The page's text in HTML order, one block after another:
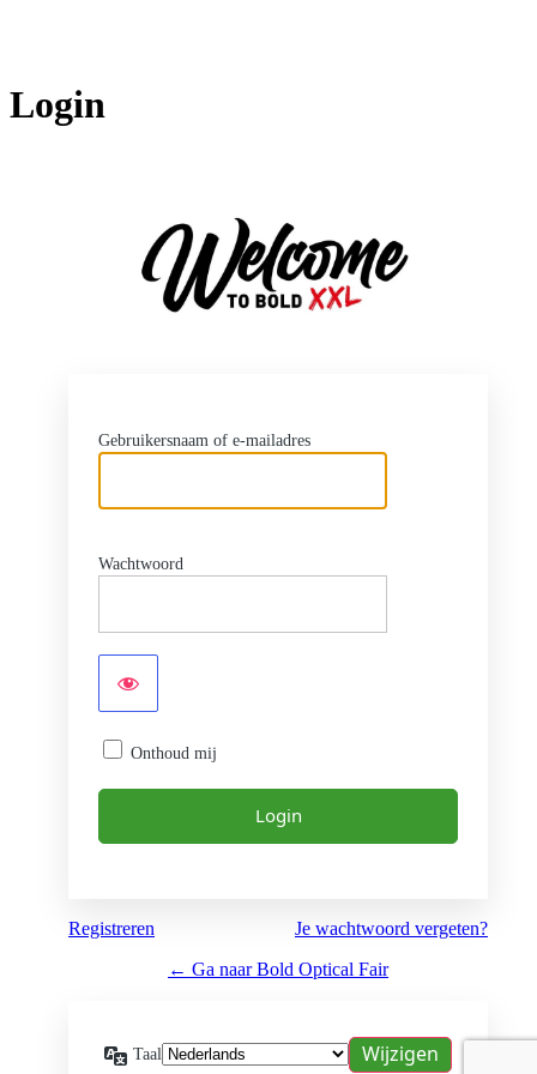
Login
Gebruikersnaam of e-mailadres
Wachtwoord
Onthoud mij
Registreren
Je wachtwoord vergeten?
← Ga naar Bold Optical Fair
Taal